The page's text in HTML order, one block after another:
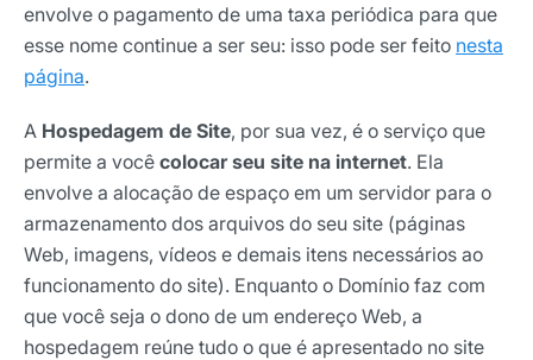
envolve o pagamento de uma taxa periódica para que
esse nome continue a ser seu: isso pode ser feito nesta
página.
A Hospedagem de Site, por sua vez, é o serviço que
permite a você colocar seu site na internet. Ela
envolve a alocação de espaço em um servidor para o
armazenamento dos arquivos do seu site (páginas
Web, imagens, vídeos e demais itens necessários ao
funcionamento do site). Enquanto o Domínio faz com
que você seja o dono de um endereço Web, a
hospedagem reúne tudo o que é apresentado no site